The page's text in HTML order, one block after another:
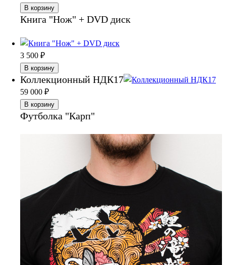
В корзину
Книга "Нож" + DVD диск
3 500 ₽
В корзину
Коллекционный НДК17
59 000 ₽
В корзину
Футболка "Карп"